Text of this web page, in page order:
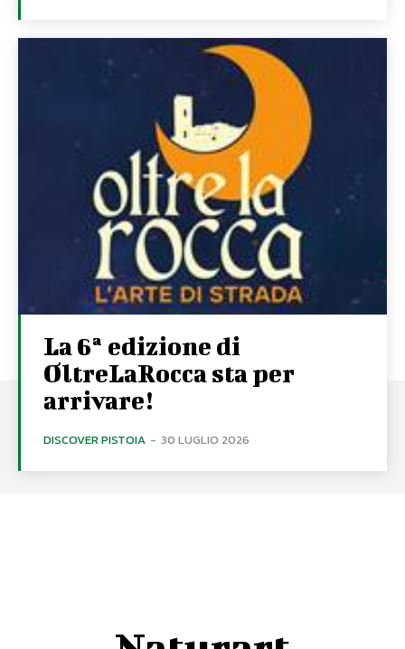
La 6ª edizione di
OltreLaRocca sta per
arrivare!
DISCOVER PISTOIA - 30 LUGLIO 2026